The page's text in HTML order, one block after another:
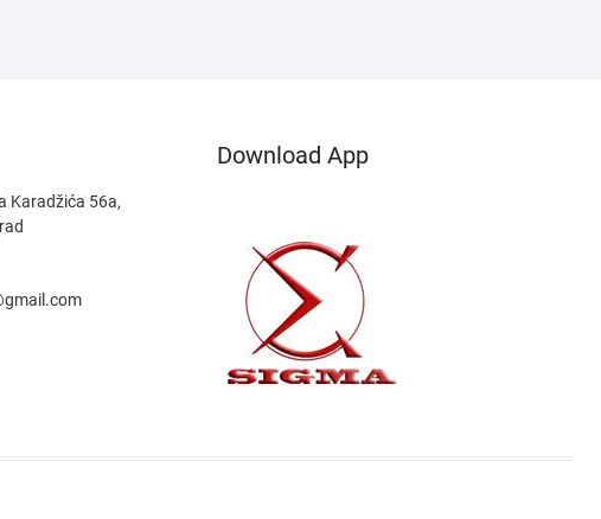
Karadžića 56a,
Download App